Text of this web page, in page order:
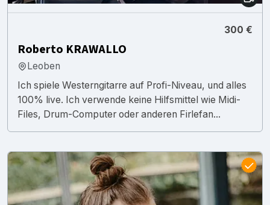
300 €
Roberto KRAWALLO
Leoben
Ich spiele Westerngitarre auf Profi-Niveau, und alles
100% live. Ich verwende keine Hilfsmittel wie Midi-
Files, Drum-Computer oder anderen Firlefan...